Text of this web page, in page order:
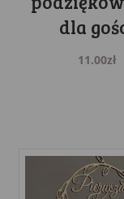
dla
11.00zł